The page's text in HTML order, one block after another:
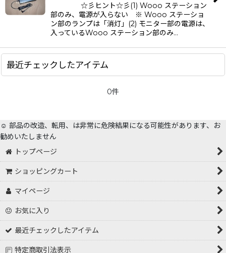
絞り込む
☆彡ヒント☆彡(1) Wooo ステーション
部のみ、電源が入らない ※ Wooo ステーショ
ン部のランプは「消灯」(2) モニター部の電源は、
入っているWooo ステーション部のみ…
最近チェックしたアイテム
0件
☺️ 部品の改造、転用、は非常に危険結果になる可能性があります、お
勧めいたしません
トップページ
ショッピングカート
マイページ
お気に入り
最近チェックしたアイテム
特定商取引法表示